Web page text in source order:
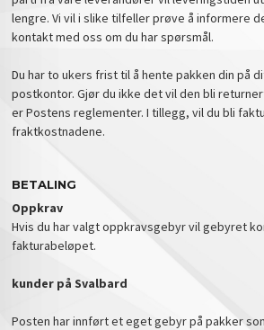
lengre. Vi vil i slike tilfeller prøve å informere
kontakt med oss om du har spørsmål.
Du har to ukers frist til å hente pakken din på
postkontor. Gjør du ikke det vil den bli
er Postens reglementer. I tillegg, vil du bli
fraktkostnadene.
BETALING
Oppkrav
Hvis du har valgt oppkravsgebyr vil gebyret
fakturabeløpet.
kunder på Svalbard
Posten har innført et eget gebyr på pakker